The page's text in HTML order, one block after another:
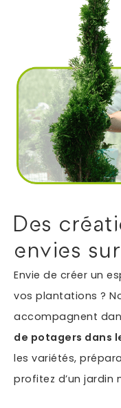
Des
envies
Envie de créer un
vos plantations ?
accompagnent
de potagers dans
les variétés,
profitez d’un jardin
Maintien à
Aide ménagère
Garde d'enfants
Jardinage
Petits travaux
Autres services
Informations
En soumettant
de ma demande.